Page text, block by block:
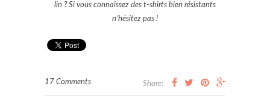
lin ? Si vous connaissez des t-shirts bien résistants
n’hésitez pas !
17 Comments Share: